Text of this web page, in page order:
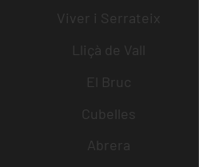
Viver i Serrateix
Lliçà de Vall
El Bruc
Cubelles
Abrera